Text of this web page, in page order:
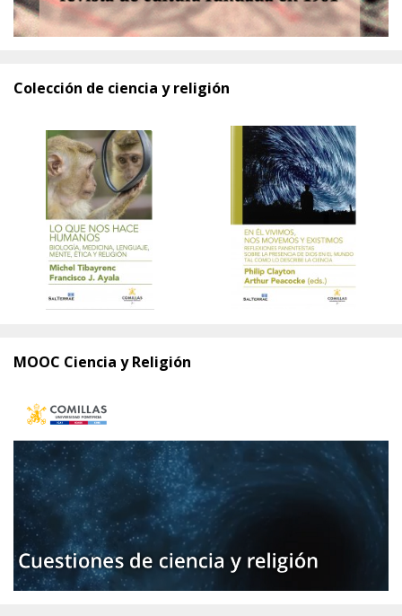
Colección de ciencia y religión
MOOC Ciencia y Religión